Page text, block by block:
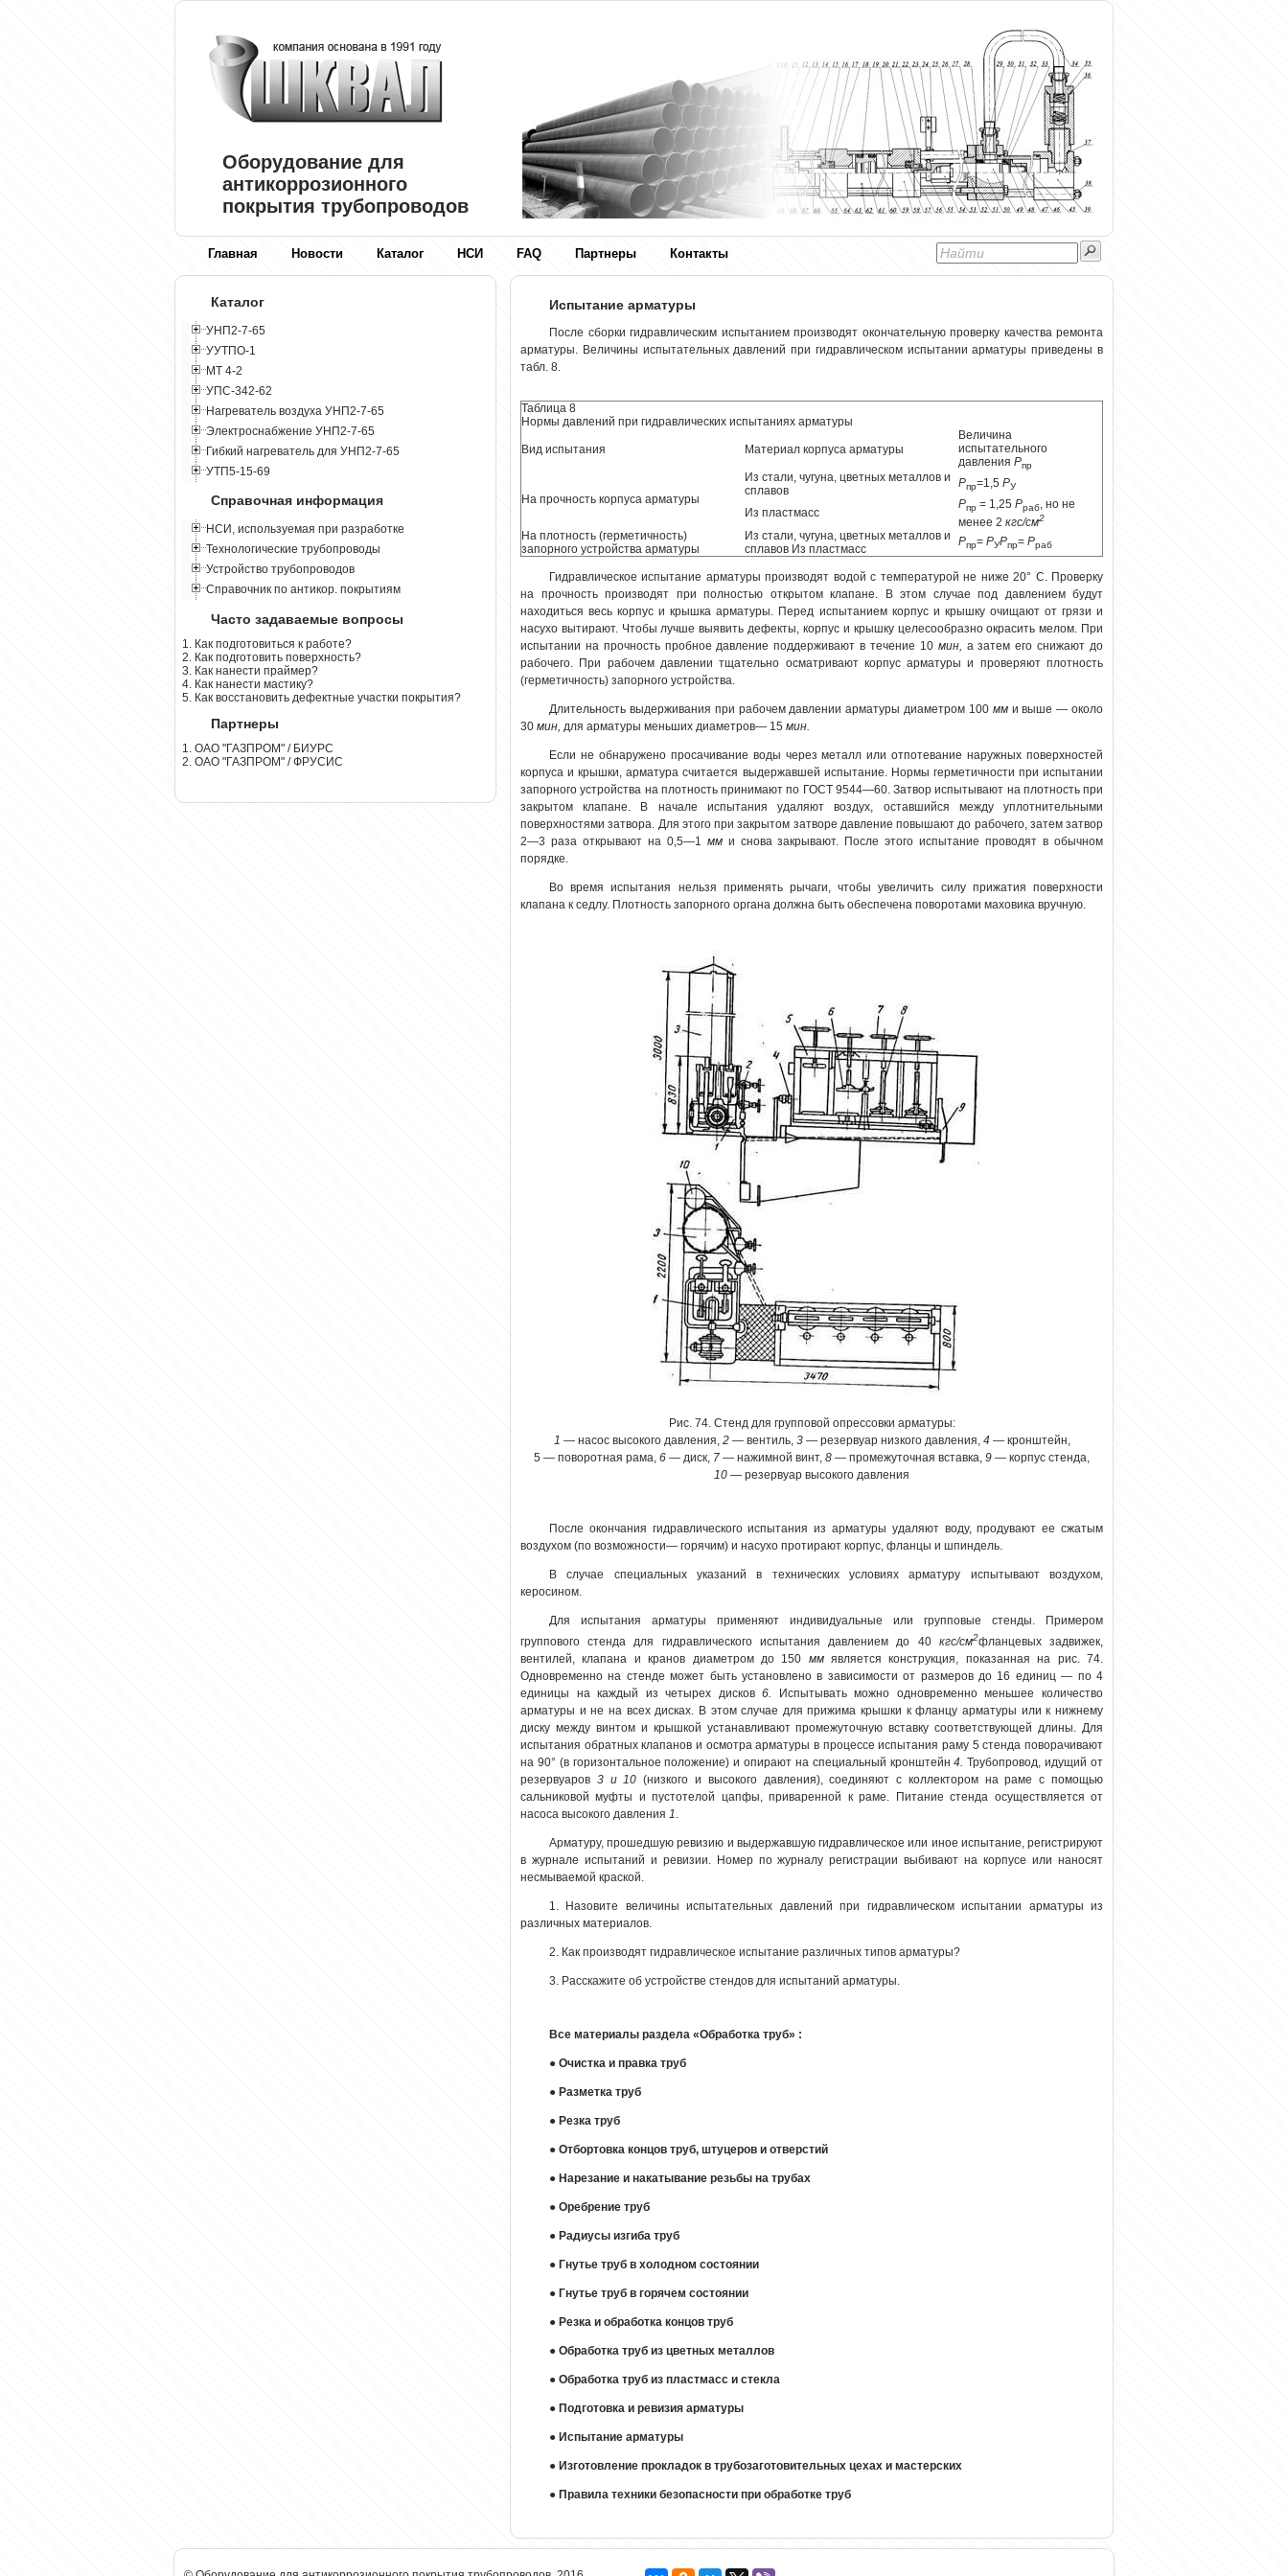
Оборудование для
антикоррозионного
покрытия трубопроводов
Главная Новости Каталог НСИ FAQ Партнеры Контакты
Испытание арматуры
После сборки гидравлическим испытанием производят окончательную проверку качества ремонта
арматуры. Величины испытательных давлений при гидравлическом испытании арматуры приведены в
табл. 8.
Таблица 8
Нормы давлений при гидравлических испытаниях арматуры
Вид испытания Материал корпуса арматуры
Величина
испытательного
давления Рпр
На прочность корпуса арматуры
Из стали, чугуна, цветных металлов и
сплавов
Рпр=1,5 РУ
Из пластмасс
Рпр = 1,25 Рраб, но не
менее 2 кгс/см2
На плотность (герметичность)
запорного устройства арматуры
Из стали, чугуна, цветных металлов и
сплавов Из пластмасс
Рпр= РУРпр= Рраб
Гидравлическое испытание арматуры производят водой с температурой не ниже 20° С. Проверку
на прочность производят при полностью открытом клапане. В этом случае под давлениембудут
находиться весь корпус и крышка арматуры. Перед испытанием корпус и крышку очищают от грязи и
насухо вытирают. Чтобы лучше выявить дефекты, корпус и крышку целесообразно окрасить мелом. При
испытании на прочность пробное давление поддерживают в течение 10 мин, а затем его снижают до
рабочего. При рабочем давлении тщательно осматривают корпус арматуры и проверяют плотность
(герметичность) запорного устройства.
Длительность выдерживания при рабочем давлении арматуры диаметром 100 мм и выше — около
30 мин, для арматуры меньших диаметров— 15 мин.
Если не обнаружено просачивание воды через металл или отпотевание наружных поверхностей
корпуса и крышки, арматура считается выдержавшей испытание. Нормы герметичности при испытании
запорного устройства на плотность принимают по ГОСТ 9544—60. Затвор испытывают на плотность при
закрытом клапане. В начале испытания удаляют воздух, оставшийся между уплотнительными
поверхностями затвора. Для этого при закрытом затворе давление повышают до рабочего, затем затвор
2—3 раза открывают на 0,5—1 мм и снова закрывают. После этого испытание проводят в обычном
порядке.
Во время испытания нельзя применять рычаги, чтобы увеличить силу прижатия поверхности
клапана к седлу. Плотность запорного органа должна быть обеспечена поворотами маховика вручную.
Рис. 74. Стенд для групповой опрессовки арматуры:
1 — насос высокого давления, 2 — вентиль, 3 — резервуар низкого давления, 4 — кронштейн,
5 — поворотная рама, 6 — диск, 7 — нажимной винт, 8 — промежуточная вставка, 9 — корпус стенда,
10 — резервуар высокого давления
После окончания гидравлического испытания из арматуры удаляют воду, продувают ее сжатым
воздухом (по возможности— горячим) и насухо протирают корпус, фланцы и шпиндель.
В случае специальных указаний в технических условиях арматуру испытывают воздухом,
керосином.
Для испытания арматуры применяют индивидуальные или групповые стенды. Примером
группового стенда для гидравлического испытания давлением до 40 кгс/см2фланцевых задвижек,
вентилей, клапана и кранов диаметром до 150 ммявляется конструкция, показанная на рис. 74.
Одновременно на стенде может быть установлено в зависимости от размеров до 16 единиц — по 4
единицы на каждый из четырех дисков6.
Испытывать можно одновременно меньшее количество
арматуры и не на всех дисках. В этом случае для прижима крышки к фланцу арматуры или к нижнему
диску между винтом и крышкой устанавливают промежуточную вставку соответствующей длины. Для
испытания обратных клапанов и осмотра арматуры в процессе испытания раму 5 стенда поворачивают
на 90° (в горизонтальное положение) и опирают на специальный кронштейн4.Трубопровод, идущий от
резервуаров 3 и 10(низкого и высокого давления), соединяют с коллектором на раме с помощью
сальниковой муфты и пустотелой цапфы, приваренной к раме. Питание стенда осуществляется от
насоса высокого давления 1.
Арматуру, прошедшую ревизию и выдержавшую гидравлическое или иное испытание, регистрируют
в журнале испытаний и ревизии. Номер по журналу регистрации выбивают на корпусе или наносят
несмываемой краской.
1. Назовите величины испытательных давлений при гидравлическом испытании арматуры из
различных материалов.
2. Как производят гидравлическое испытание различных типов арматуры?
3. Расскажите об устройстве стендов для испытаний арматуры.
Все материалы раздела «Обработка труб» :
● Очистка и правка труб
● Разметка труб
● Резка труб
● Отбортовка концов труб, штуцеров и отверстий
● Нарезание и накатывание резьбы на трубах
● Оребрение труб
● Радиусы изгиба труб
● Гнутье труб в холодном состоянии
● Гнутье труб в горячем состоянии
● Резка и обработка концов труб
● Обработка труб из цветных металлов
● Обработка труб из пластмасс и стекла
● Подготовка и ревизия арматуры
● Испытание арматуры
● Изготовление прокладок в трубозаготовительных цехах и мастерских
● Правила техники безопасности при обработке труб
Каталог
УНП2-7-65
УУТПО-1
МТ 4-2
УПС-342-62
Нагреватель воздуха УНП2-7-65
Электроснабжение УНП2-7-65
Гибкий нагреватель для УНП2-7-65
УТП5-15-69
Справочная информация
НСИ, используемая при разработке
Технологические трубопроводы
Устройство трубопроводов
Справочник по антикор. покрытиям
Часто задаваемые вопросы
1. Как подготовиться к работе?
2. Как подготовить поверхность?
3. Как нанести праймер?
4. Как нанести мастику?
5. Как восстановить дефектные участки покрытия?
Партнеры
1. ОАО "ГАЗПРОМ" / БИУРС
2. ОАО "ГАЗПРОМ" / ФРУСИС